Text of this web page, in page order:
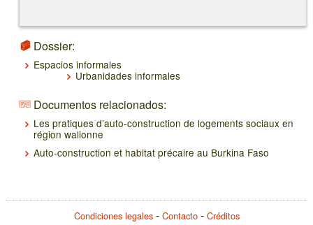
Dossier:
Espacios informales
Urbanidades informales
Documentos relacionados:
Les pratiques d’auto-construction de logements sociaux en
région wallonne
Auto-construction et habitat précaire au Burkina Faso
Condiciones legales Contacto Créditos